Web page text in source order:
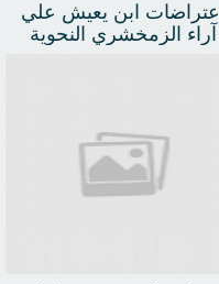
اعتراضات ابن يعيش علي
آراء الزمخشري النحوية